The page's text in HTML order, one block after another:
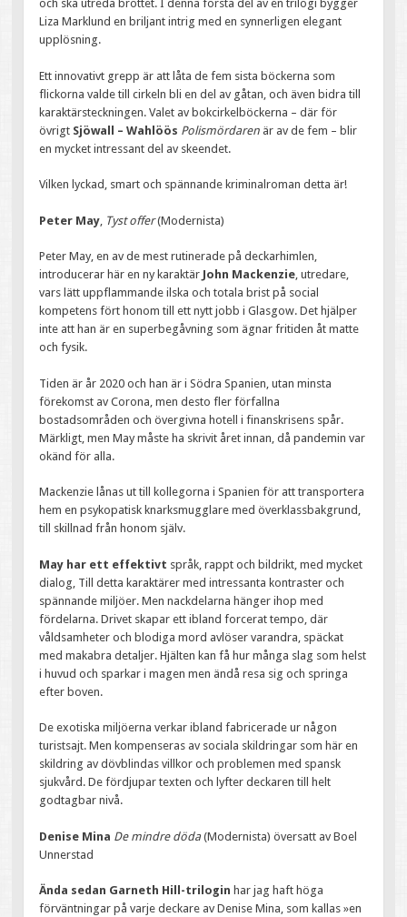
och ska utreda brottet. I denna första del av en trilogi bygger
Liza Marklund en briljant intrig med en synnerligen elegant
upplösning.
Ett innovativt grepp är att låta de fem sista böckerna som
flickorna valde till cirkeln bli en del av gåtan, och även bidra till
karaktärsteckningen. Valet av bokcirkelböckerna – där för
övrigt Sjöwall – Wahlöös Polismördaren är av de fem – blir
en mycket intressant del av skeendet.
Vilken lyckad, smart och spännande kriminalroman detta är!
Peter May Tyst offer(Modernista)
Peter May, en av de mest rutinerade på deckarhimlen,
introducerar här en ny karaktär John Mackenzie, utredare,
vars lätt uppflammande ilska och totala brist på social
kompetens fört honom till ett nytt jobb i Glasgow. Det hjälper
inte att han är en superbegåvning som ägnar fritiden åt matte
och fysik.
Tiden är år 2020 och han är i Södra Spanien, utan minsta
förekomst av Corona, men desto fler förfallna
bostadsområden och övergivna hotell i finanskrisens spår.
Märkligt, men May måste ha skrivit året innan, då pandemin var
okänd för alla.
Mackenzie lånas ut till kollegorna i Spanien för att transportera
hem en psykopatisk knarksmugglare med överklassbakgrund,
till skillnad från honom själv.
May har ett effektivt språk, rappt och bildrikt, med mycket
dialog, Till detta karaktärer med intressanta kontraster och
spännande miljöer. Men nackdelarna hänger ihop med
fördelarna. Drivet skapar ett ibland forcerat tempo, där
våldsamheter och blodiga mord avlöser varandra, späckat
med makabra detaljer. Hjälten kan få hur många slag som helst
i huvud och sparkar i magen men ändå resa sig och springa
efter boven.
De exotiska miljöerna verkar ibland fabricerade ur någon
turistsajt. Men kompenseras av sociala skildringar som här en
skildring av dövblindas villkor och problemen med spansk
sjukvård. De fördjupar texten och lyfter deckaren till helt
godtagbar nivå.
Denise Mina De mindre döda (Modernista) översatt av Boel
Unnerstad
Ända sedan Garneth Hill-trilogin har jag haft höga
förväntningar på varje deckare av Denise Mina, som kallas »en